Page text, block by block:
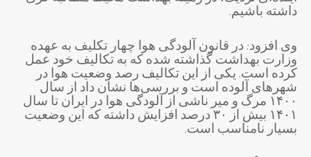
داشته باشیم.
وی افزود: در قانون آلودگی هوا چهار تکلیف به عهده
وزارت بهداشت گذاشته شده که به تکالیف خود عمل
کرده است. یکی از این تکالیف رصد وضعیت هوا در
شهرهای آلوده است و بررسی‌ها نشان داد از سال
۱۴۰۰ مرگ و میر ناشی از آلودگی هوا در ایران تا سال
۱۴۰۱ بیش از ۳۰ درصد افزایش داشته که این وضعیت
بسیار نامناسب است.